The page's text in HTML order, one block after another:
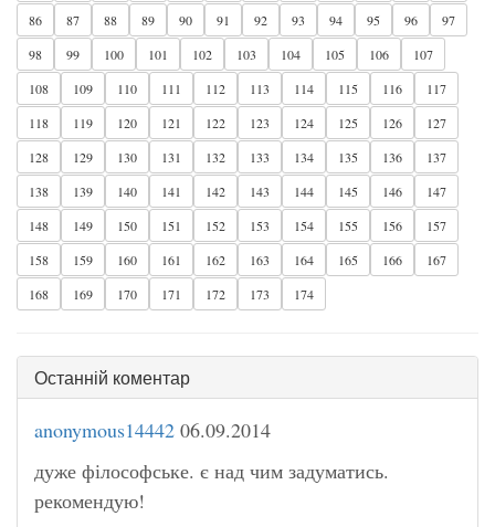
86
87 88 89 90 91 92 93 94 95 96
97
98
99 100 101 102 103 104 105 106
107
108
109 110 111 112 113 114 115 116
117
118
119 120 121 122 123 124 125 126
127
128
129 130 131 132 133 134 135 136
137
138
139 140 141 142 143 144 145 146
147
148
149 150 151 152 153 154 155 156
157
158
159 160 161 162 163 164 165 166
167
168
169 170 171 172 173 174
Останній коментар
anonymous14442 06.09.2014
дуже філософське. є над чим задуматись.
рекомендую!